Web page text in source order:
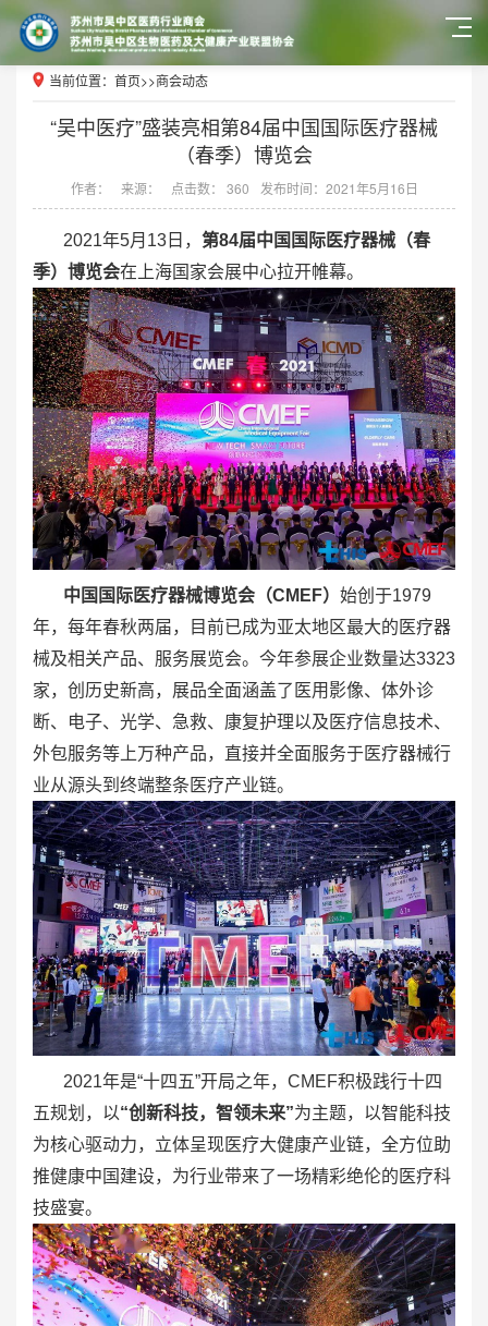
当前位置： 首页>>商会动态
“吴中医疗”盛装亮相第84届中国国际医疗器械
（春季）博览会
作者： 来源： 点击数： 360 发布时间：2021年5月16日
2021年5月13日， 第84届中国国际医疗器械（春
季）博览会在上海国家会展中心拉开帷幕。
中国国际医疗器械博览会（CMEF） 始创于1979
年，每年春秋两届，目前已成为亚太地区最大的医疗器
械及相关产品、服务展览会。今年参展企业数量达3323
家，创历史新高，展品全面涵盖了医用影像、体外诊
断、电子、光学、急救、康复护理以及医疗信息技术、
外包服务等上万种产品，直接并全面服务于医疗器械行
业从源头到终端整条医疗产业链。
2021年是“十四五”开局之年，CMEF积极践行十四
五规划，以“创新科技，智领未来”为主题，以智能科技
为核心驱动力，立体呈现医疗大健康产业链，全方位助
推健康中国建设，为行业带来了一场精彩绝伦的医疗科
技盛宴。